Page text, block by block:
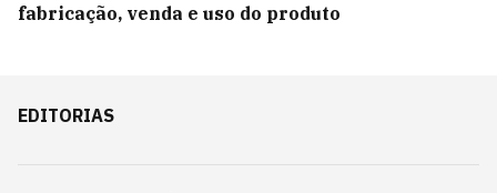
fabricação, venda e uso do produto
EDITORIAS